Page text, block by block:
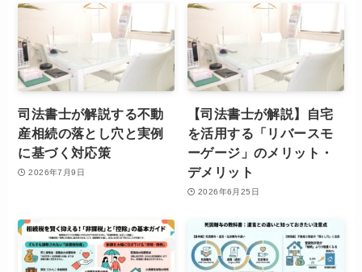
司法書士が解説する不動
産相続の落とし穴と実例
に基づく対応策
2026年7月9日
【司法書士が解説】自宅
を活用する「リバースモ
ーゲージ」のメリット・
デメリット
2026年6月25日